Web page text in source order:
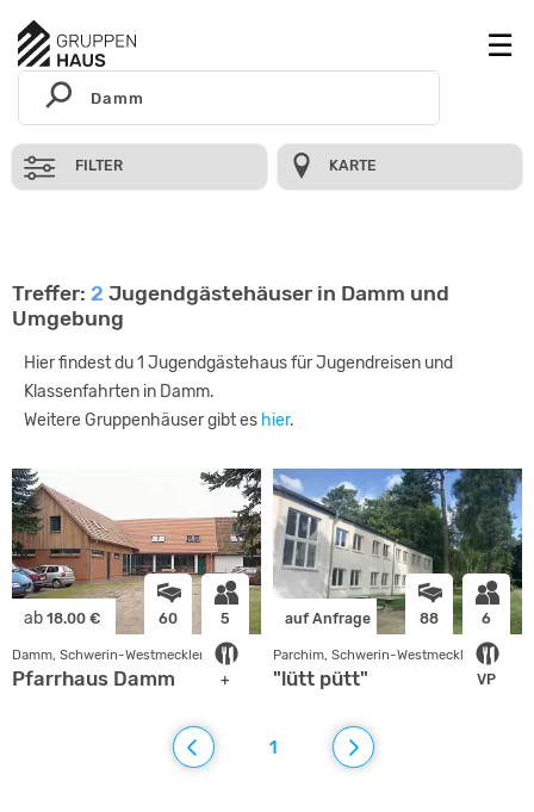
FILTER KARTE
Treffer: 2 Jugendgästehäuser in Damm und
Umgebung
Hier findest du 1 Jugendgästehaus für Jugendreisen und
Klassenfahrten in Damm.
Weitere Gruppenhäuser gibt es hier.
ab 18.00 € 60 5
+
Damm, Schwerin-Westmecklenb.
Pfarrhaus Damm
auf Anfrage 88 6
VP
Parchim, Schwerin-Westmecklenb.
"lütt pütt"
1